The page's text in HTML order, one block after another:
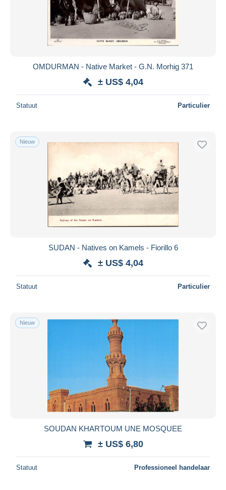
OMDURMAN - Native Market - G.N. Morhig 371
± US$ 4,04
Statuut Particulier
Nieuw
SUDAN - Natives on Kamels - Fiorillo 6
± US$ 4,04
Statuut Particulier
Nieuw
SOUDAN KHARTOUM UNE MOSQUEE
± US$ 6,80
Statuut Professioneel handelaar